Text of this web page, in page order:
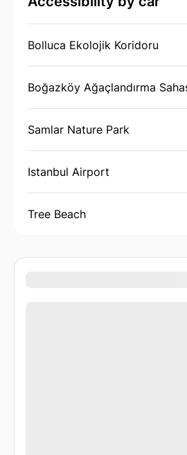
Bolluca Ekolojik Koridoru
Boğazköy Ağaçlandırma
Samlar Nature Park
Istanbul Airport
Tree Beach